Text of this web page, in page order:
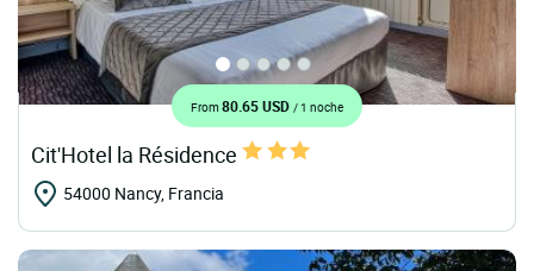
From 80.65 USD / 1 noche
Cit'Hotel la Résidence
54000 Nancy, Francia